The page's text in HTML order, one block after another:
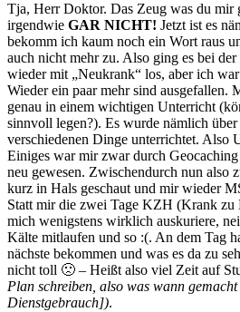
Tja, Herr Doktor. Das Zeug was du mir
irgendwie GAR NICHT! Jetzt ist es
bekomm ich kaum noch ein Wort raus
auch nicht mehr zu. Also ging es bei
wieder mit „Neukrank“ los, aber ich
Wieder ein paar mehr sind ausgefallen.
genau in einem wichtigen Unterricht
sinnvoll legen?). Es wurde nämlich
verschiedenen Dinge unterrichtet. Also
Einiges war mir zwar durch
neu gewesen. Zwischendurch nun also
kurz in Hals geschaut und mir wieder
Statt mir die zwei Tage KZH (Krank zu
mich wenigstens wirklich auskuriere,
Kälte mitlaufen und so :(. An dem Tag
nächste bekommen und was es da zu
nicht toll 🙁 – Heißt also viel Zeit auf
Plan schreiben, also was wann
Dienstgebrauch]).